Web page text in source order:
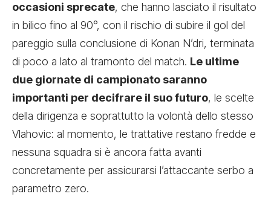
occasioni sprecate, che hanno lasciato il risultato
in bilico fino al 90°, con il rischio di subire il gol del
pareggio sulla conclusione di Konan N’dri, terminata
di poco a lato al tramonto del match. Le ultime
due giornate di campionato saranno
importanti per decifrare il suo futuro, le scelte
della dirigenza e soprattutto la volontà dello stesso
Vlahovic: al momento, le trattative restano fredde e
nessuna squadra si è ancora fatta avanti
concretamente per assicurarsi l’attaccante serbo a
parametro zero.